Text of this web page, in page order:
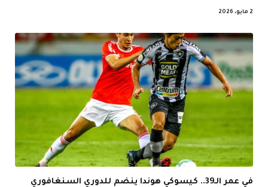
2 مايو، 2026
في عمر الـ39.. كيسوكي هوندا ينضم للدوري السنغافوري